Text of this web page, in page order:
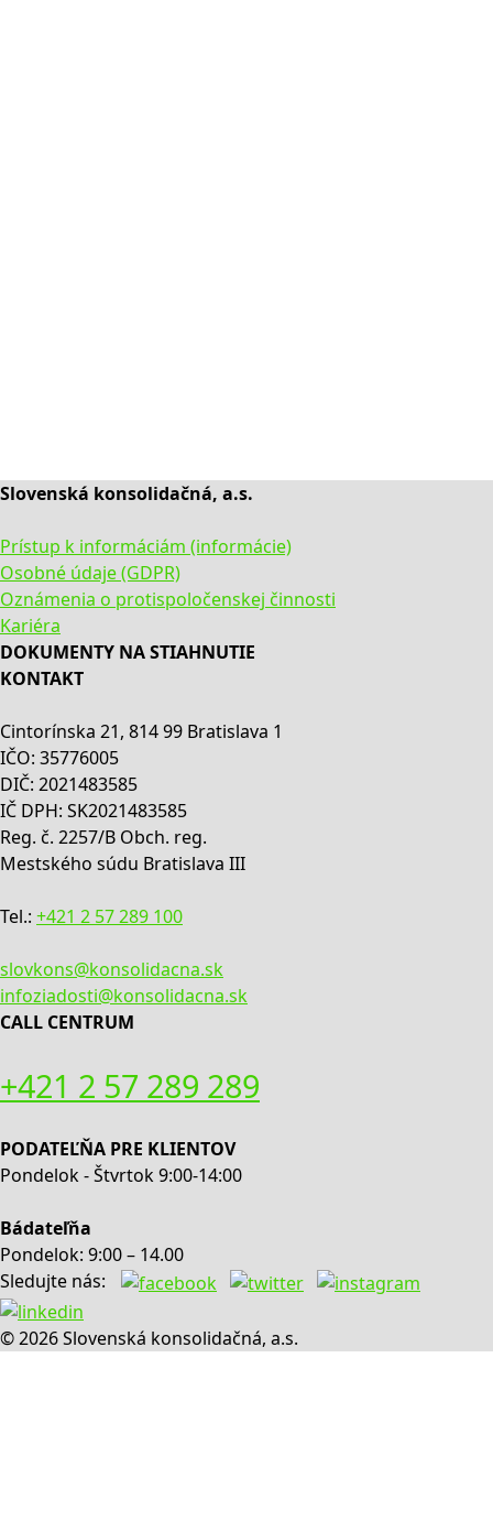
Slovenská konsolidačná, a.s.
Prístup k informáciám (informácie)
Osobné údaje (GDPR)
Oznámenia o protispoločenskej činnosti
Kariéra
DOKUMENTY NA STIAHNUTIE
KONTAKT
Cintorínska 21, 814 99 Bratislava 1
IČO: 35776005
DIČ: 2021483585
IČ DPH: SK2021483585
Reg. č. 2257/B Obch. reg.
Mestského súdu Bratislava III
Tel.: +421 2 57 289 100
slovkons@konsolidacna.sk
infoziadosti@konsolidacna.sk
CALL CENTRUM
+421 2 57 289 289
PODATEĽŇA PRE KLIENTOV
Pondelok - Štvrtok 9:00-14:00
Bádateľňa
Pondelok: 9:00 – 14.00
Sledujte nás:
© 2026 Slovenská konsolidačná, a.s.